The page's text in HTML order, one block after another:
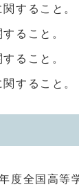
すること。
ること。
ること。
すること。
度全国高等